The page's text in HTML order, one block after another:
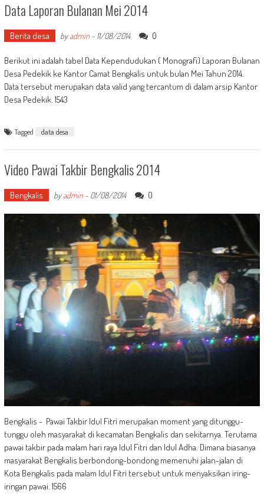
Data Laporan Bulanan Mei 2014
Berita desa byadmin- 11/08/2014 0
Berikut ini adalah tabel Data Kependudukan ( Monografi) Laporan Bulanan
Desa Pedekik ke Kantor Camat Bengkalis untuk bulan Mei Tahun 2014.
Data tersebut merupakan data valid yang tercantum di dalam arsip Kantor
Desa Pedekik. 1543
Tagged data desa
Video Pawai Takbir Bengkalis 2014
Bengkalis byadmin- 01/08/2014 0
Bengkalis - Pawai Takbir Idul Fitri merupakan moment yang ditunggu-
tunggu oleh masyarakat di kecamatan Bengkalis dan sekitarnya. Terutama
pawai takbir pada malam hari raya Idul Fitri dan Idul Adha. Dimana biasanya
masyarakat Bengkalis berbondong-bondong memenuhi jalan-jalan di
Kota Bengkalis pada malam Idul Fitri tersebut untuk menyaksikan iring-
iringan pawai. 1566